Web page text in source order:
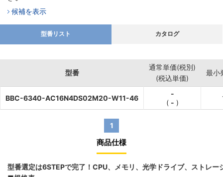
候補を表示
型番リスト カタログ
型番
通常単価(税別)
(税込単価)
最小
BBC-6340-AC16N4DS02M20-W11-46
-
( - )
1
商品仕様
型番選定は6STEPで完了！CPU、メモリ、光学ドライブ、ストレ